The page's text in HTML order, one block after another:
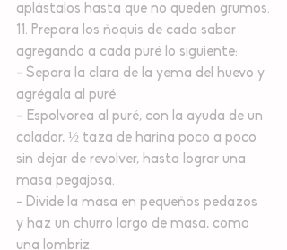
aplástalos hasta que no queden grumos.
11. Prepara los ñoquis de cada sabor
agregando a cada puré lo siguiente:
- Separa la clara de la yema del huevo y
agrégala al puré.
- Espolvorea al puré, con la ayuda de un
colador, ½ taza de harina poco a poco
sin dejar de revolver, hasta lograr una
masa pegajosa.
- Divide la masa en pequeños pedazos
y haz un churro largo de masa, como
una lombriz.